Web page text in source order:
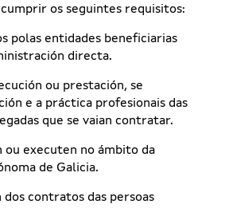
os seguintes requisitos:
polas entidades beneficiarias
directa.
ou prestación, se
e a práctica profesionais das
que se vaian contratar.
ou executen no ámbito da
de Galicia.
dos contratos das persoas